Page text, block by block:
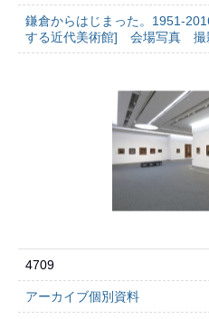
鎌倉からはじまった。1951-
する近代美術館] 会場写真 撮
4709
アーカイブ個別資料